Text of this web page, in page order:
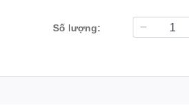
tiếp xúc quá mức với UVC có
Số lượng: